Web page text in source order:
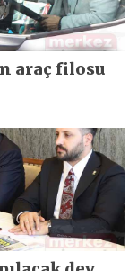
araç filosu